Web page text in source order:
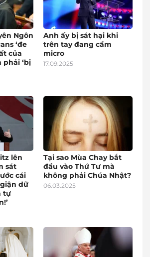
Ngôn
‘đe
của
phải ‘bị
Anh ấy bị sát hại khi
trên tay đang cầm
micro
17.09.2025
lên
sát
cái
dữ
tự
Tại sao Mùa Chay bắt
đầu vào Thứ Tư mà
không phải Chúa Nhật?
06.03.2025